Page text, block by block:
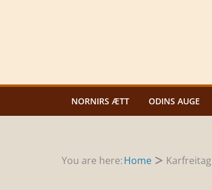
NORNIRS ÆTT ODINS AUGE
You are here:Home Karfreitag